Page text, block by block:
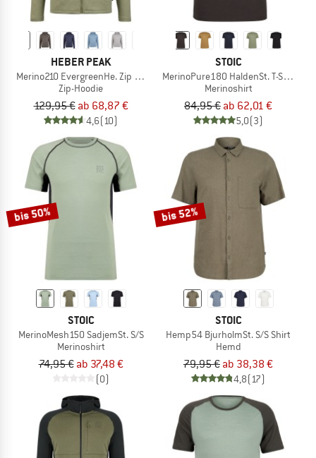
HEBER PEAK
Merino210 EvergreenHe. Zip Hoody
Zip-Hoodie
129,95 € ab 68,87 €
4,6(10)
STOIC
MerinoPure180 HaldenSt. T-Shirt
Merinoshirt
84,95 € ab 62,01 €
5,0(3)
bis 50%
STOIC
MerinoMesh150 SadjemSt. S/S
Merinoshirt
74,95 € ab 37,48 €
(0)
bis 52%
STOIC
Hemp54 BjurholmSt. S/S Shirt
Hemd
79,95 € ab 38,38 €
4,8(17)